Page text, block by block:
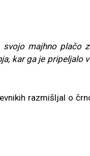
svojo majhno plačo
kar ga je pripeljalo
razmišljal o